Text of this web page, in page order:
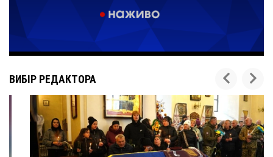
ВИБІР РЕДАКТОРА